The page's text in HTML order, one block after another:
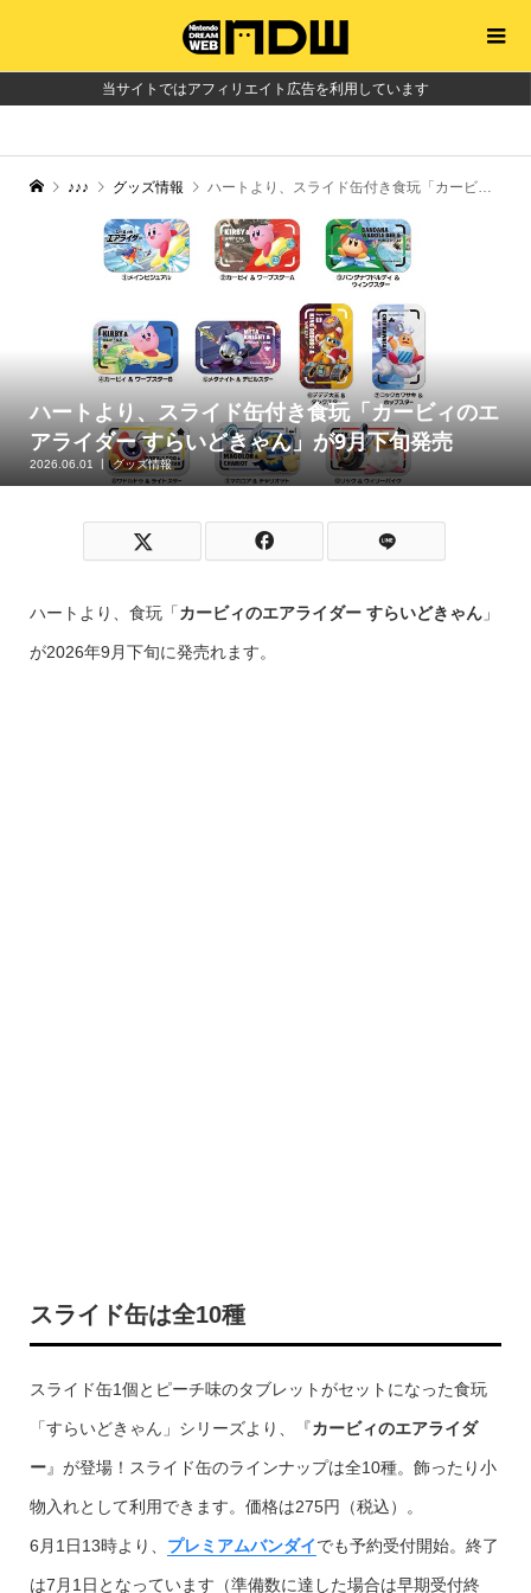
当サイトではアフィリエイト広告を利用しています
♪♪♪ グッズ情報 ハートより、スライド缶付き食玩「カービィのエアライダー すらいどきゃん」が9月下旬発売
ハートより、スライド缶付き食玩「カービィのエ
アライダー すらいどきゃん」が9月下旬発売
2026.06.01 グッズ情報
ハートより、食玩「カービィのエアライダー すらいどきゃん」
が2026年9月下旬に発売れます。
スライド缶は全10種
スライド缶1個とピーチ味のタブレットがセットになった食玩
「すらいどきゃん」シリーズより、『カービィのエアライダ
ー』が登場！スライド缶のラインナップは全10種。飾ったり小
物入れとして利用できます。価格は275円（税込）。
6月1日13時より、 プレミアムバンダイでも予約受付開始。終了
は7月1日となっています（準備数に達した場合は早期受付終